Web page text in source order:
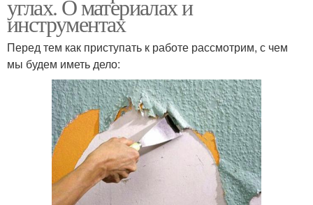
углах. О материалах и
инструментах
Перед тем как приступать к работе рассмотрим, с чем
мы будем иметь дело: